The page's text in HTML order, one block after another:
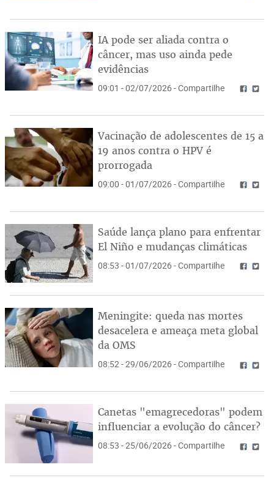
IA pode ser aliada contra o
câncer, mas uso ainda pede
evidências
09:01 - 02/07/2026 - Compartilhe
Vacinação de adolescentes de 15 a
19 anos contra o HPV é
prorrogada
09:00 - 01/07/2026 - Compartilhe
Saúde lança plano para enfrentar
El Niño e mudanças climáticas
08:53 - 01/07/2026 - Compartilhe
Meningite: queda nas mortes
desacelera e ameaça meta global
da OMS
08:52 - 29/06/2026 - Compartilhe
Canetas "emagrecedoras" podem
influenciar a evolução do câncer?
08:53 - 25/06/2026 - Compartilhe